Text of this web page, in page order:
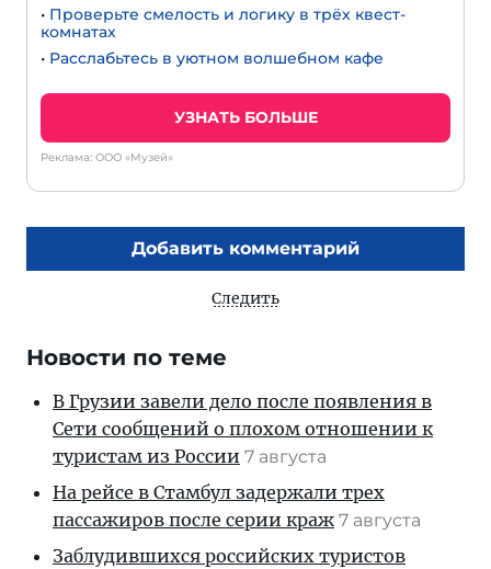
• Проверьте смелость и логику в трёх квест-
комнатах
• Расслабьтесь в уютном волшебном кафе
УЗНАТЬ БОЛЬШЕ
Реклама: ООО «Музей»
Добавить комментарий
Следить
Новости по теме
В Грузии завели дело после появления в
Сети сообщений о плохом отношении к
туристам из России 7 августа
На рейсе в Стамбул задержали трех
пассажиров после серии краж 7 августа
Заблудившихся российских туристов